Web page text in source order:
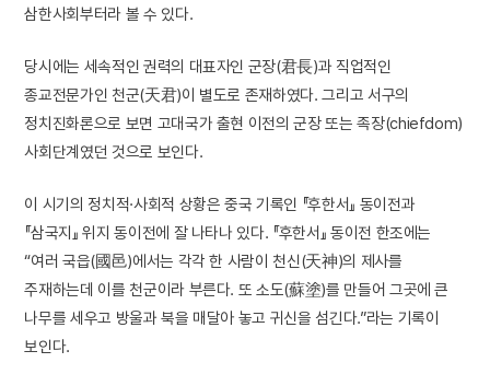
삼한사회부터라 볼 수 있다.
당시에는 세속적인 권력의 대표자인 군장(君長)과 직업적인
종교전문가인 천군(天君)이 별도로 존재하였다. 그리고 서구의
정치진화론으로 보면 고대국가 출현 이전의 군장 또는 족장(chiefdom)
사회단계였던 것으로 보인다.
이 시기의 정치적·사회적 상황은 중국 기록인 『후한서』 동이전과
『삼국지』 위지 동이전에 잘 나타나 있다. 『후한서』 동이전 한조에는
“여러 국읍(國邑)에서는 각각 한 사람이 천신(天神)의 제사를
주재하는데 이를 천군이라 부른다. 또 소도(蘇塗)를 만들어 그곳에 큰
나무를 세우고 방울과 북을 매달아 놓고 귀신을 섬긴다.”라는 기록이
보인다.